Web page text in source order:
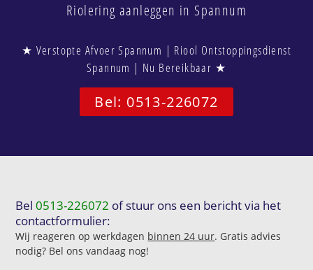
Riolering aanleggen in Spannum
★ Verstopte Afvoer Spannum | Riool Ontstoppingsdienst
Spannum | Nu Bereikbaar ★
Bel: 0513-226072
Bel0513-226072 of stuur ons een bericht via het
contactformulier:
Wij reageren op werkdagen binnen 24 uur. Gratis advies
nodig? Bel ons vandaag nog!